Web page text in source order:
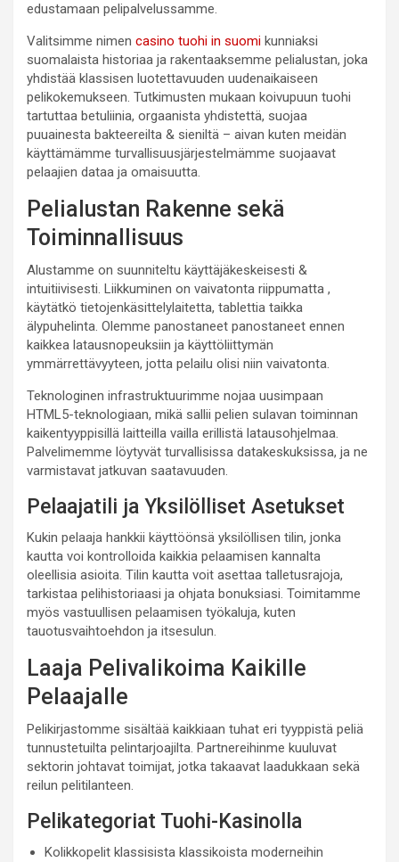
edustamaan pelipalvelussamme.
Valitsimme nimen casino tuohi in suomi kunniaksi
suomalaista historiaa ja rakentaaksemme pelialustan, joka
yhdistää klassisen luotettavuuden uudenaikaiseen
pelikokemukseen. Tutkimusten mukaan koivupuun tuohi
tartuttaa betuliinia, orgaanista yhdistettä, suojaa
puuainesta bakteereilta & sieniltä – aivan kuten meidän
käyttämämme turvallisuusjärjestelmämme suojaavat
pelaajien dataa ja omaisuutta.
Pelialustan Rakenne sekä
Toiminnallisuus
Alustamme on suunniteltu käyttäjäkeskeisesti &
intuitiivisesti. Liikkuminen on vaivatonta riippumatta ,
käytätkö tietojenkäsittelylaitetta, tablettia taikka
älypuhelinta. Olemme panostaneet panostaneet ennen
kaikkea latausnopeuksiin ja käyttöliittymän
ymmärrettävyyteen, jotta pelailu olisi niin vaivatonta.
Teknologinen infrastruktuurimme nojaa uusimpaan
HTML5-teknologiaan, mikä sallii pelien sulavan toiminnan
kaikentyyppisillä laitteilla vailla erillistä latausohjelmaa.
Palvelimemme löytyvät turvallisissa datakeskuksissa, ja ne
varmistavat jatkuvan saatavuuden.
Pelaajatili ja Yksilölliset Asetukset
Kukin pelaaja hankkii käyttöönsä yksilöllisen tilin, jonka
kautta voi kontrolloida kaikkia pelaamisen kannalta
oleellisia asioita. Tilin kautta voit asettaa talletusrajoja,
tarkistaa pelihistoriaasi ja ohjata bonuksiasi. Toimitamme
myös vastuullisen pelaamisen työkaluja, kuten
tauotusvaihtoehdon ja itsesulun.
Laaja Pelivalikoima Kaikille
Pelaajalle
Pelikirjastomme sisältää kaikkiaan tuhat eri tyyppistä peliä
tunnustetuilta pelintarjoajilta. Partnereihinme kuuluvat
sektorin johtavat toimijat, jotka takaavat laadukkaan sekä
reilun pelitilanteen.
Pelikategoriat Tuohi-Kasinolla
Kolikkopelit klassisista klassikoista moderneihin